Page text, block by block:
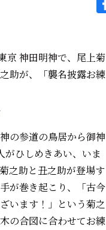
京 神田明神で、尾上菊
助が、「襲名披露お練
の参道の鳥居から御神
がひしめきあい、いま
之助と丑之助が登場す
が巻き起こり、「古今
います！」という菊之
の合図に合わせてお練